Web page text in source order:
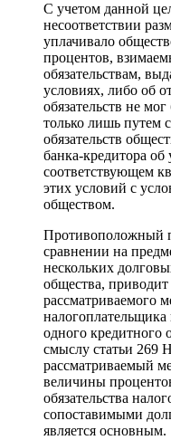
С учетом данной
несоответствии
уплачивало
процентов,
обязательствам,
условиях, либо об
обязательств не
только лишь путем
обязательств
банка-кредитора
соответствующем
этих условий с
обществом.
Противоположный
сравнении на
нескольких
общества,
рассматриваемого
налогоплательщика
одного кредитного
смыслу статьи
рассматриваемый
величины
обязательства
сопоставимыми
является основным.